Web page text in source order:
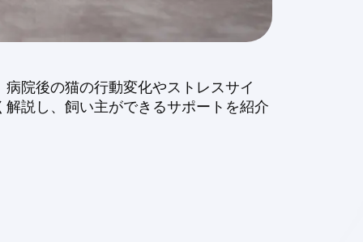
院後の猫の行動変化やストレスサイ
説し、飼い主ができるサポートを紹介